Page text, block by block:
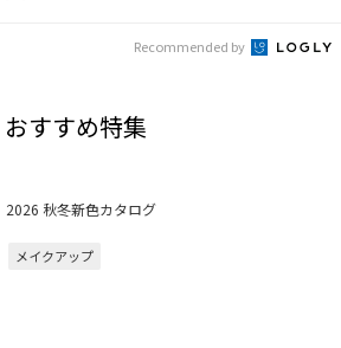
Recommended by
おすすめ特集
2026 秋冬新色カタログ
メイクアップ